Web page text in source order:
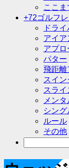
ここ
+72ゴルフ
ドラ
アイア
アプロ
パター
飛距離
スイ
スラ
メンタ
シン
ルール
その他